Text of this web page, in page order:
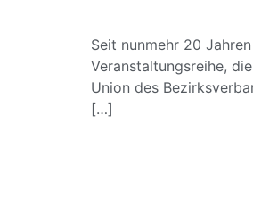
Seit nunmehr 20
Veranstaltungsreihe,
Union des
[…]